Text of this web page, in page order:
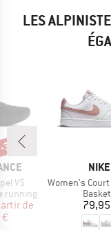
LES
V5
running
réduit
de
%
NIKE
Article
Women's Court Vision Low